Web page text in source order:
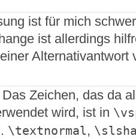
ist für mich
ist allerdings
Alternativantwort
Das Zeichen, das da
wird, ist in
\textnormal,